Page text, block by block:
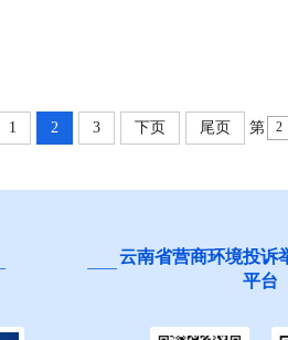
1 2 3 下页 尾页 第
调查
红河州食品安全“你
生”活动邀